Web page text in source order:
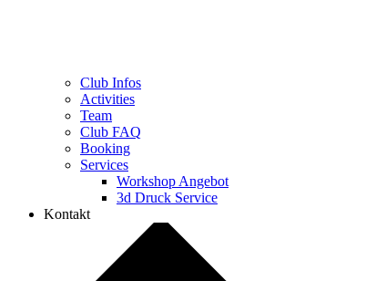
Club Infos
Activities
Team
Club FAQ
Booking
Services
Workshop Angebot
3d Druck Service
Kontakt